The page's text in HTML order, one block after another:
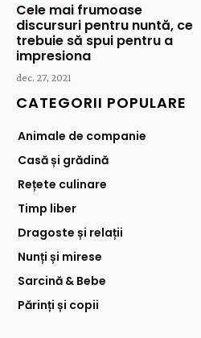
Cele mai frumoase
discursuri pentru nuntă, ce
trebuie să spui pentru a
impresiona
dec. 27, 2021
CATEGORII POPULARE
Animale de companie
Casă și grădină
Rețete culinare
Timp liber
Dragoste și relații
Nunți și mirese
Sarcină & Bebe
Părinți și copii